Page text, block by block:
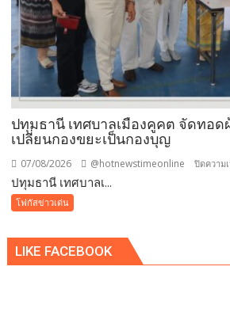
ปทุมธานี เทศบาลเมืองคูคต จัดทอด
เปลี่ยนกองขยะเป็นกองบุญ
07/08/2026 @hotnewstimeonline ปิดความ
ปทุมธานี เทศบาลเ...
โฟกัสข่าวเด่น
LIKE FACEBOOK